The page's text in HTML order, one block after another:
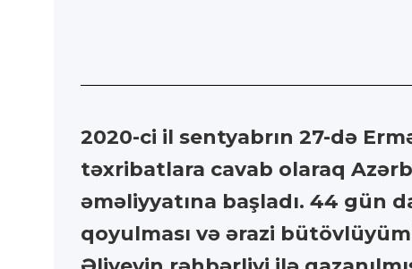
2020-ci il sentyabrın 27-də
təxribatlara cavab olaraq
əməliyyatına başladı. 44 gün
qoyulması və ərazi